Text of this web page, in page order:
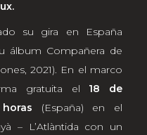
su gira en España
álbum Compañera de
2021). En el marco
gratuita el 18 de
(España) en el
– L’Atlàntida con un